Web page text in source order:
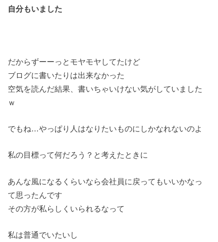
自分もいました
だからずーーっとモヤモヤしてたけど
ブログに書いたりは出来なかった
空気を読んだ結果、書いちゃいけない気がしていました
ｗ
でもね…やっぱり人はなりたいものにしかなれないのよ
私の目標って何だろう？と考えたときに
あんな風になるくらいなら会社員に戻ってもいいかなっ
て思ったんです
その方が私らしくいられるなって
私は普通でいたいし